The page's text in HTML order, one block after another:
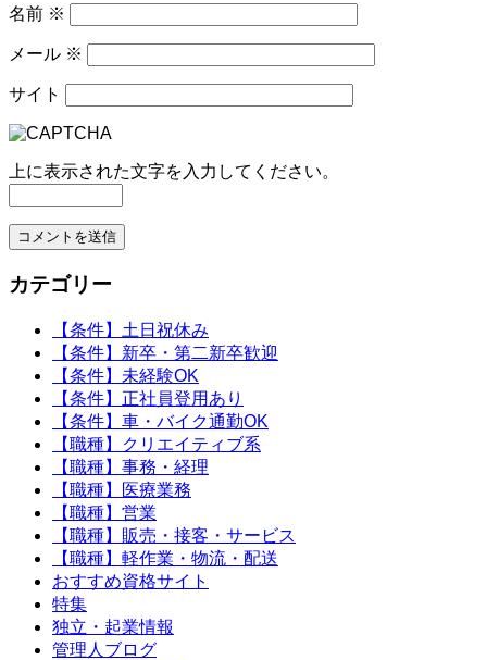
名前 ※
メール ※
サイト
上に表示された文字を入力してください。
カテゴリー
【条件】土日祝休み
【条件】新卒・第二新卒歓迎
【条件】未経験OK
【条件】正社員登用あり
【条件】車・バイク通勤OK
【職種】クリエイティブ系
【職種】事務・経理
【職種】医療業務
【職種】営業
【職種】販売・接客・サービス
【職種】軽作業・物流・配送
おすすめ資格サイト
特集
独立・起業情報
管理人ブログ